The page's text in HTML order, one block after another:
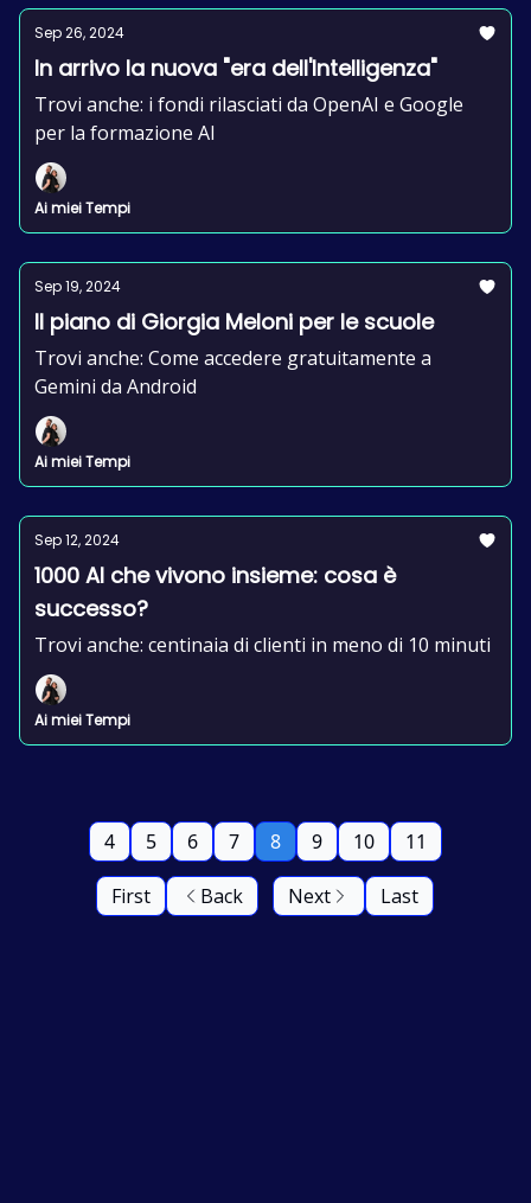
Sep 26, 2024
In arrivo la nuova "era dell'Intelligenza"
Trovi anche: i fondi rilasciati da OpenAI e Google
per la formazione AI
Ai miei Tempi
Sep 19, 2024
Il piano di Giorgia Meloni per le scuole
Trovi anche: Come accedere gratuitamente a
Gemini da Android
Ai miei Tempi
Sep 12, 2024
1000 AI che vivono insieme: cosa è
successo?
Trovi anche: centinaia di clienti in meno di 10 minuti
Ai miei Tempi
First Back
4 5 6 7 8 9 10 11
Next Last